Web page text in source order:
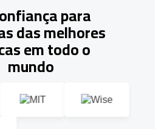
para
das melhores
em todo o
mundo